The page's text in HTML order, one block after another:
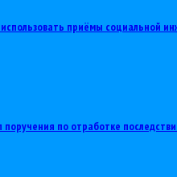
приёмы социальной
по отработке